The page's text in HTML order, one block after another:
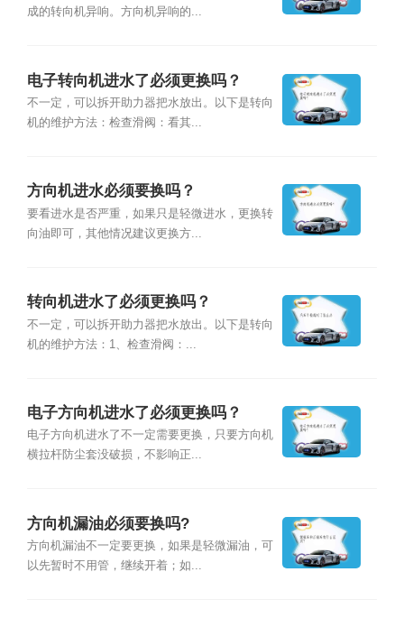
成的转向机异响。方向机异响的...
电子转向机进水了必须更换吗？
不一定，可以拆开助力器把水放出。以下是转向
机的维护方法：检查滑阀：看其...
方向机进水必须要换吗？
要看进水是否严重，如果只是轻微进水，更换转
向油即可，其他情况建议更换方...
转向机进水了必须更换吗？
不一定，可以拆开助力器把水放出。以下是转向
机的维护方法：1、检查滑阀：...
电子方向机进水了必须更换吗？
电子方向机进水了不一定需要更换，只要方向机
横拉杆防尘套没破损，不影响正...
方向机漏油必须要换吗?
方向机漏油不一定要更换，如果是轻微漏油，可
以先暂时不用管，继续开着；如...